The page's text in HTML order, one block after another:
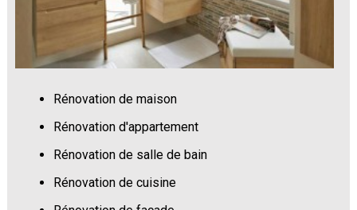
Rénovation de maison
Rénovation d'appartement
Rénovation de salle de bain
Rénovation de cuisine